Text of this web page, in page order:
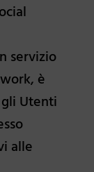
servizio
è
Utenti
alle